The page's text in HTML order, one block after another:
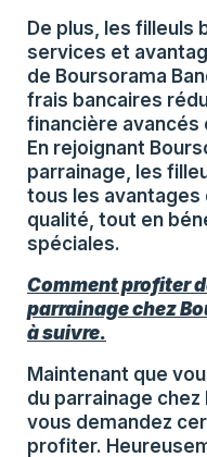
De plus, les filleuls
services et
de Boursorama
frais bancaires
financière
En rejoignant
parrainage, les
tous les avantages
qualité, tout en
spéciales.
Comment profiter
parrainage chez
à suivre.
Maintenant que
du parrainage
vous demandez
profiter.